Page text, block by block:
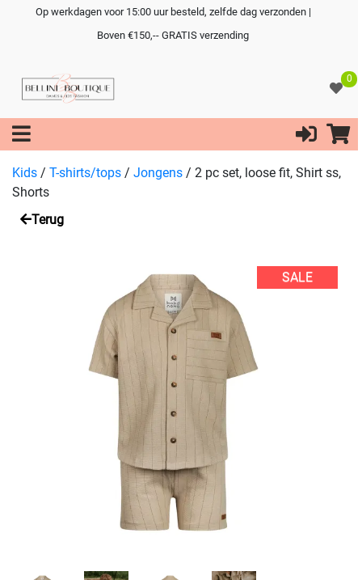
Op werkdagen voor 15:00 uur besteld, zelfde dag verzonden |
Boven €150,-- GRATIS verzending
0
Kids / T-shirts/tops / Jongens / 2 pc set, loose fit, Shirt ss,
Shorts
Terug
SALE